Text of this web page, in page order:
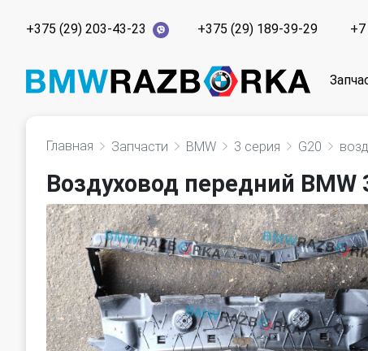
+375 (29) 203-43-23 +375 (29) 189-39-29
Главная Запчасти BMW 3 серия G20
Воздуховод передний BMW